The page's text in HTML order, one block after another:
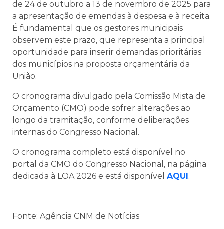
de 24 de outubro a 13 de novembro de 2025 para
a apresentação de emendas à despesa e à receita.
É fundamental que os gestores municipais
observem este prazo, que representa a principal
oportunidade para inserir demandas prioritárias
dos municípios na proposta orçamentária da
União.
O cronograma divulgado pela Comissão Mista de
Orçamento (CMO) pode sofrer alterações ao
longo da tramitação, conforme deliberações
internas do Congresso Nacional.
O cronograma completo está disponível no
portal da CMO do Congresso Nacional, na página
dedicada à LOA 2026 e está disponível AQUI.
Fonte: Agência CNM de Notícias